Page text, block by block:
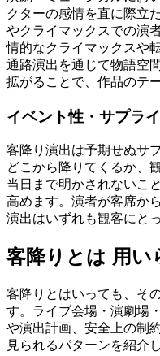
クターの感情を直に際立
やクライマックスでの演
情的なクライマックスや
通路演出を通じて物語空
拡がることで、作品のテ
イベント性・サプラ
客降り演出は予期せぬサ
どこから降りてくるか、
当日まで明かされないこ
高めます。演者が客席か
演出はいずれも観客にと
客降りとは 用い
客降りとはいっても、そ
す。ライブ会場・演劇場
や演出計画、安全上の制
見られるパターンを紹介